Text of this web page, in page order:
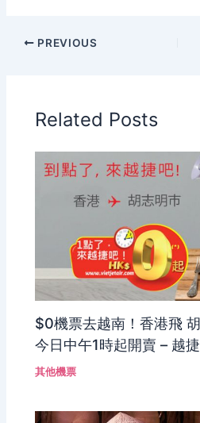
PREVIOUS
Related Posts
$0機票去越南！香港飛
今日中午1時起開賣 – 越
其他機票